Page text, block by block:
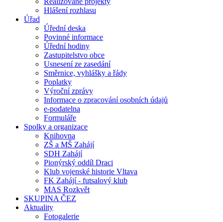
Hlášení rozhlasu
Úřad
Úřední deska
Povinné informace
Úřední hodiny
Zastupitelstvo obce
Usnesení ze zasedání
Směrnice, vyhlášky a řády
Poplatky
Výroční zprávy
Informace o zpracování osobních údajů
e-podatelna
Formuláře
Spolky a organizace
Knihovna
ZŠ a MŠ Zahájí
SDH Zahájí
Pionýrský oddíl Draci
Klub vojenské historie Vltava
FK Zahájí - futsalový klub
MAS Rozkvět
SKUPINA ČEZ
Aktuality
Fotogalerie